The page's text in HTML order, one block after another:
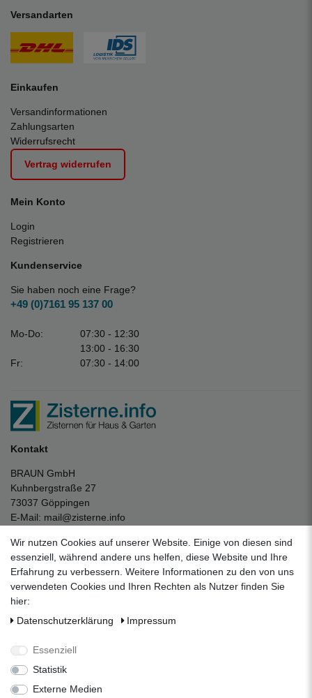
Versandarten
Einkaufen
Versandinformationen
Zahlungsarten
Widerrufsrecht
Vertrag widerrufen
Mein Konto
Login
Registrieren
Kundenservice
Sie haben noch eine Frage?
+49 (0)7161 95 137 00
Mo-Do:
07:30 - 12:30
13:00 - 16:30
Fr:
07:30 - 14:00
Kontakt
BRAUN GmbH
Kuhnbergstraße 27
73037 Göppingen
E-Mail: mail@zisterne.info
Unternehmen
Datenschutzerklärung
Impressum
Über uns
Folgen Sie uns auf Social Media
Wir nutzen Cookies auf unserer Website. Einige von diesen sind
essenziell, während andere uns helfen, diese Website und Ihre
Erfahrung zu verbessern. Weitere Informationen zu den von uns
verwendeten Cookies und Ihren Rechten als Nutzer finden Sie
hier:
Daten­schutz­erklärung
Impressum
Essenziell
Statistik
Externe Medien